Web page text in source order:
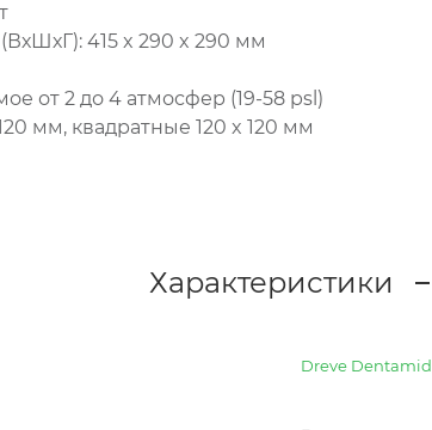
415 x 290 x 290 мм
от 2 до 4 атмосфер (19-58 psl)
мм, квадратные 120 x 120 мм
Характеристики
Dreve